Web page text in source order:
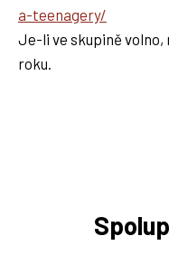
a-teenagery/
Je-li ve skupině
roku.